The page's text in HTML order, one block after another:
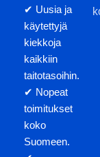
✔ Uusia ja
käytettyjä
kiekkoja
kaikkiin
taitotasoihin.
✔ Nopeat
toimitukset
koko
Suomeen.